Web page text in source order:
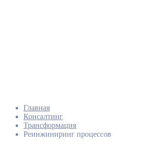
Главная
Консалтинг
Трансформация
Реинжиниринг процессов